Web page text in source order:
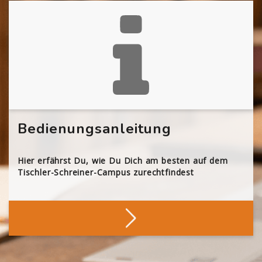
Bedienungsanleitung
Hier erfährst Du, wie Du Dich am besten auf dem
Tischler-Schreiner-Campus zurechtfindest